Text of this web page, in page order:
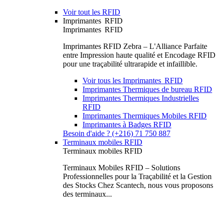
Voir tout les RFID
Imprimantes RFID
Imprimantes RFID
Imprimantes RFID Zebra – L'Alliance Parfaite
entre Impression haute qualité et Encodage RFID
pour une traçabilité ultrarapide et infaillible.
Voir tous les Imprimantes RFID
Imprimantes Thermiques de bureau RFID
Imprimantes Thermiques Industrielles
RFID
Imprimantes Thermiques Mobiles RFID
Imprimantes à Badges RFID
Besoin d'aide ? (+216) 71 750 887
Terminaux mobiles RFID
Terminaux mobiles RFID
Terminaux Mobiles RFID – Solutions
Professionnelles pour la Traçabilité et la Gestion
des Stocks Chez Scantech, nous vous proposons
des terminaux...